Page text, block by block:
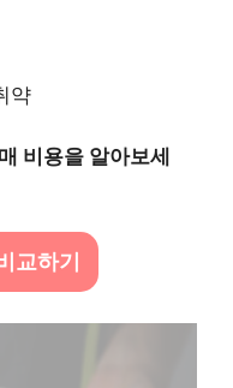
약
비용을 알아보세
교하기